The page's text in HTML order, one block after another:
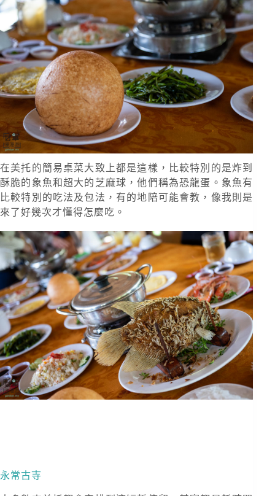
在美托的簡易桌菜大致上都是這樣，比較特別的是炸到
酥脆的象魚和超大的芝麻球，他們稱為恐龍蛋。象魚有
比較特別的吃法及包法，有的地陪可能會教，像我則是
來了好幾次才懂得怎麼吃。
永常古寺